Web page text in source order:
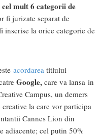
cel mult 6 categorii de
fi jurizate separat de
inscrise la orice categorie de
acordarea titlului
Google, care va lansa in
Campus, un demers
la care vor participa
Cannes Lion din
adiacente; cel putin 50%